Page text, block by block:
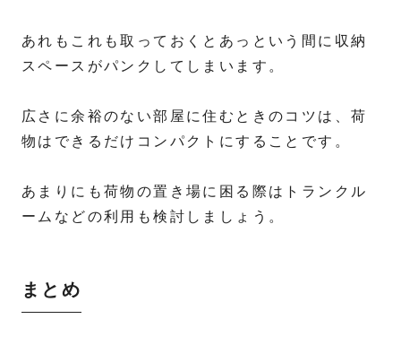
あれもこれも取っておくとあっという間に収納
スペースがパンクしてしまいます。
広さに余裕のない部屋に住むときのコツは、荷
物はできるだけコンパクトにすることです。
あまりにも荷物の置き場に困る際はトランクル
ームなどの利用も検討しましょう。
まとめ